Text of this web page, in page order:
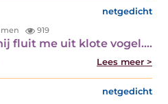
netgedicht
919
fluit me uit klote vogel.…
Lees meer >
netgedicht